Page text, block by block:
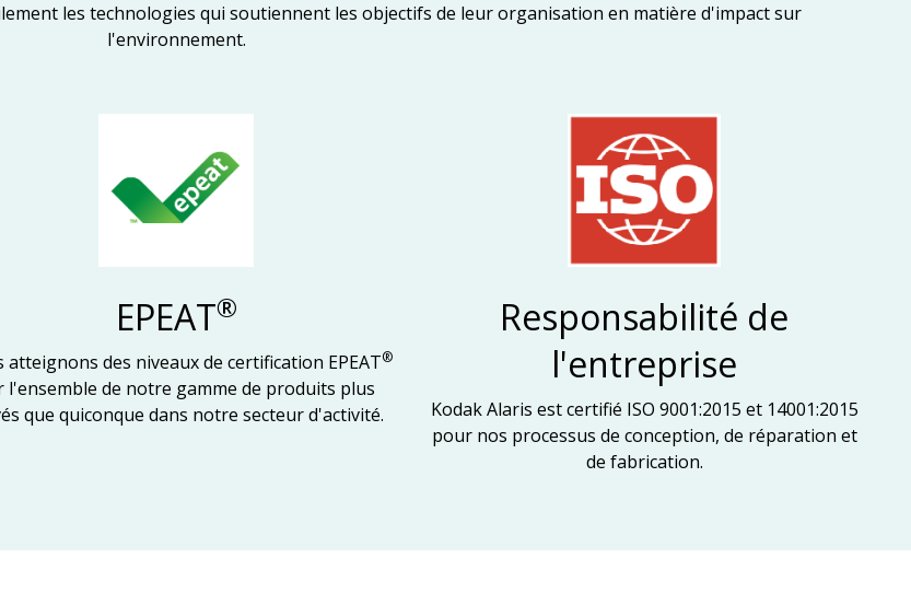
les technologies qui soutiennent les objectifs de leur organisation en matière d'impact sur
l'environnement.
EPEAT®
atteignons des niveaux de certification EPEAT®
l'ensemble de notre gamme de produits plus
que quiconque dans notre secteur d'activité.
Responsabilité de
l'entreprise
Kodak Alaris est certifié ISO 9001:2015 et 14001:2015
pour nos processus de conception, de réparation et
de fabrication.